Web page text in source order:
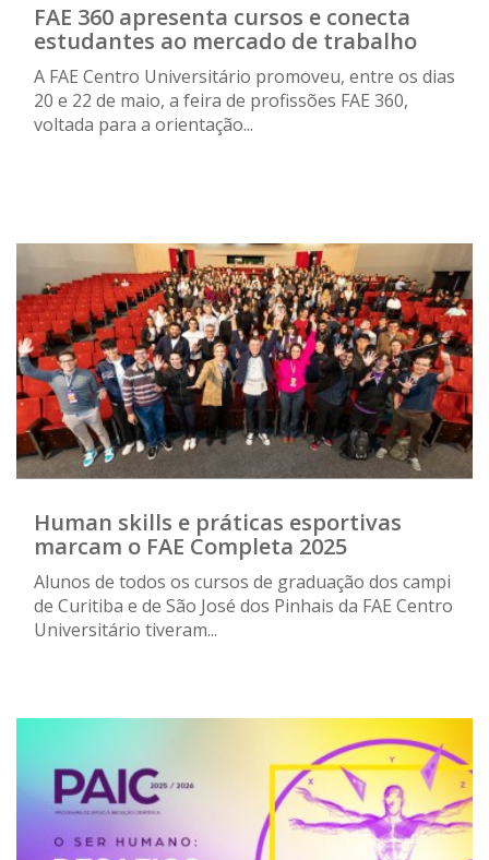
FAE 360 apresenta cursos e conecta
estudantes ao mercado de trabalho
A FAE Centro Universitário promoveu, entre os dias
20 e 22 de maio, a feira de profissões FAE 360,
voltada para a orientação...
Human skills e práticas esportivas
marcam o FAE Completa 2025
Alunos de todos os cursos de graduação dos campi
de Curitiba e de São José dos Pinhais da FAE Centro
Universitário tiveram...